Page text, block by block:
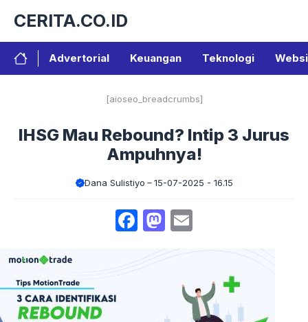
isi
CERITA.CO.ID
Advertorial Keuangan Teknologi
[aioseo_breadcrumbs]
IHSG Mau Rebound? Intip 3 Jurus
Ampuhnya!
Dana Sulistiyo 15-07-2025 - 16.15
Facebook
Mastodon